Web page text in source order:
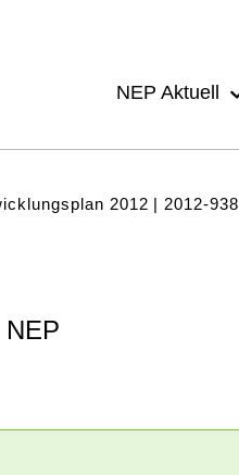
NEP Aktuell
2012
2012-938